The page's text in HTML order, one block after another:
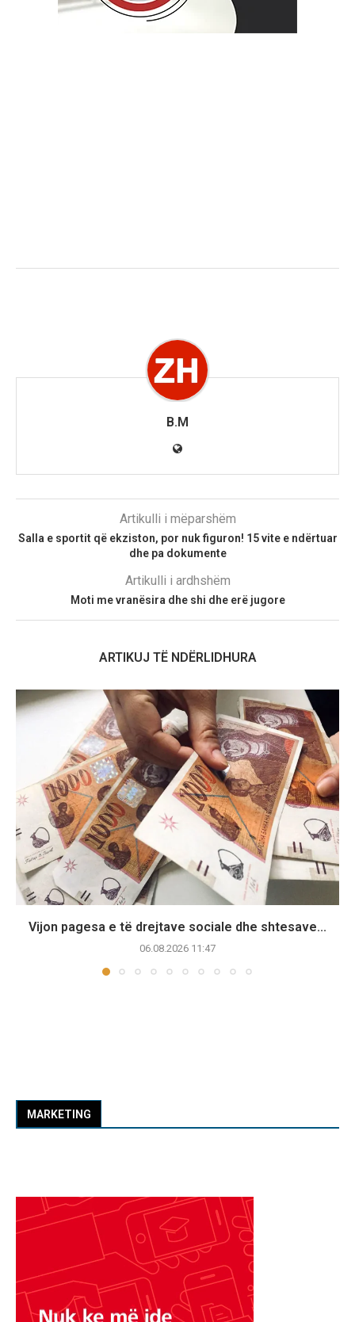
B.M
Artikulli i mëparshëm
Salla e sportit që ekziston, por nuk figuron! 15 vite e ndërtuar
dhe pa dokumente
Artikulli i ardhshëm
Moti me vranësira dhe shi dhe erë jugore
ARTIKUJ TË NDËRLIDHURA
Vijon pagesa e të drejtave sociale dhe shtesave...
06.08.2026 11:47
MARKETING